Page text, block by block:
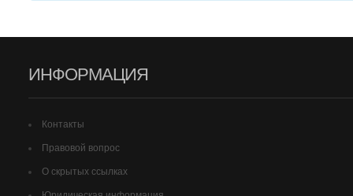
ИНФОРМАЦИЯ
Контакты
Правовой вопрос
О скрытых ссылках